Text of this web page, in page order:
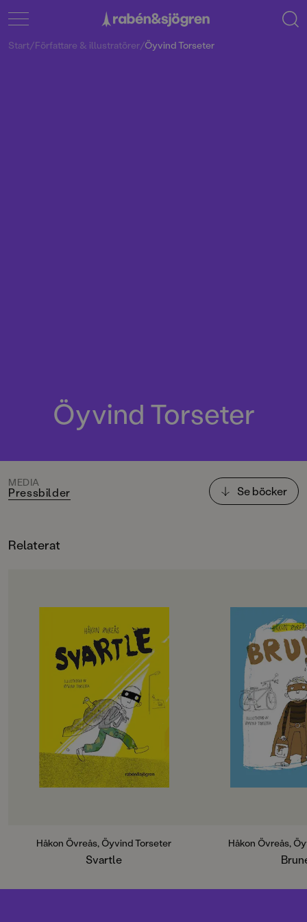
Start/Författare & illustratörer/Öyvind Torseter
Öyvind Torseter
MEDIA
Pressbilder Se böcker
Relaterat
OM BOKEN
Det har flyttat in en ny flicka i det
gamla bageriet. Atle tycker att hon
är väldigt spännande. Men hur ska
han imponera på henne? Så
kommer han på en plan: Om han
lånar Ordförandens prisbelönta
höna och sedan låtsas som om han
hittat den, kommer han säkert att
bli berömd och få vara med i
tidningen. Det borde imponera!
Men när plötsligt inget går enligt
planen, behöver Atle hjälp av
riktigt vad som har hänt, och
egentligen gör inte Atle det heller ...
Håkon Övreås, Öyvind Torseter
Svartle
OM BOKEN
På dagen är Rune
natten är Rune
superhjälte som
någonting. En
vänskap, saknad
händer när
riktigt räcker till.
Brune är poeten
barnboksdebut.
mottogs boken
Norske Barne- og
Vinnare av
för barn- och
Håkon Övreås,